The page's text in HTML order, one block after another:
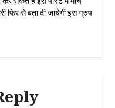
फिर से बता दी जायेगी इस ग्रुप